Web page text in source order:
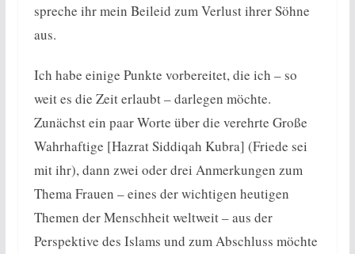
spreche ihr mein Beileid zum Verlust ihrer Söhne
aus.
Ich habe einige Punkte vorbereitet, die ich – so
weit es die Zeit erlaubt – darlegen möchte.
Zunächst ein paar Worte über die verehrte Große
Wahrhaftige [Hazrat Siddiqah Kubra] (Friede sei
mit ihr), dann zwei oder drei Anmerkungen zum
Thema Frauen – eines der wichtigen heutigen
Themen der Menschheit weltweit – aus der
Perspektive des Islams und zum Abschluss möchte